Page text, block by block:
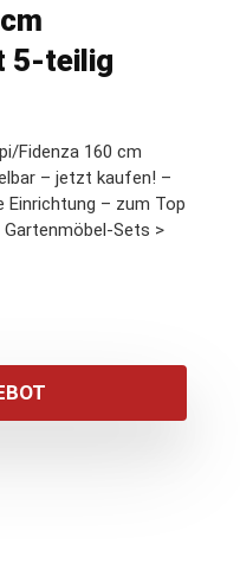
5-teilig
Fidenza 160 cm
– jetzt kaufen! –
Einrichtung – zum Top
Sets >
€
€.